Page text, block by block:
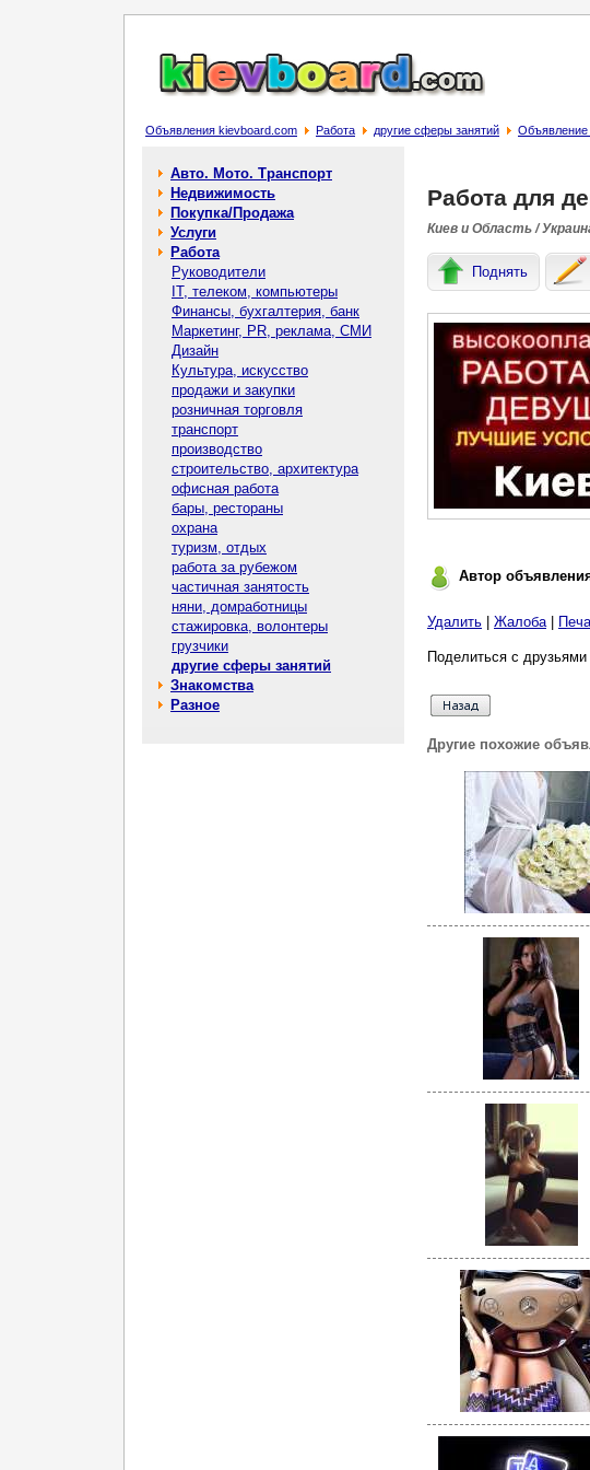
Объявления kievboard.com Работа другие сферы занятий Объявление
Авто. Мото. Транспорт
Недвижимость
Покупка/Продажа
Услуги
Работа
Руководители
IT, телеком, компьютеры
Финансы, бухгалтерия, банк
Маркетинг, PR, реклама, СМИ
Дизайн
Культура, искусство
продажи и закупки
розничная торговля
транспорт
производство
строительство, архитектура
офисная работа
бары, рестораны
охрана
туризм, отдых
работа за рубежом
частичная занятость
няни, домработницы
стажировка, волонтеры
грузчики
другие сферы занятий
Знакомства
Разное
Работа для
Киев и Область /
Поднять
Автор
Удалить Жалоба|
Поделиться с
Другие похожие